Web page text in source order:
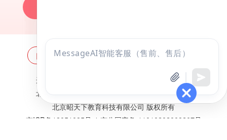
网站地图 全国分校 关于昭昭
违法和不良信息举报邮箱：
zzjy-fw@yikao88.com
北京市西城区宣武门东河沿街69号正弘大厦208室
北京昭天下教育科技有限公司 版权所有
京ICP备18051095号-1 京公网安备 11010202009207号
点击
全部考试 免费试听